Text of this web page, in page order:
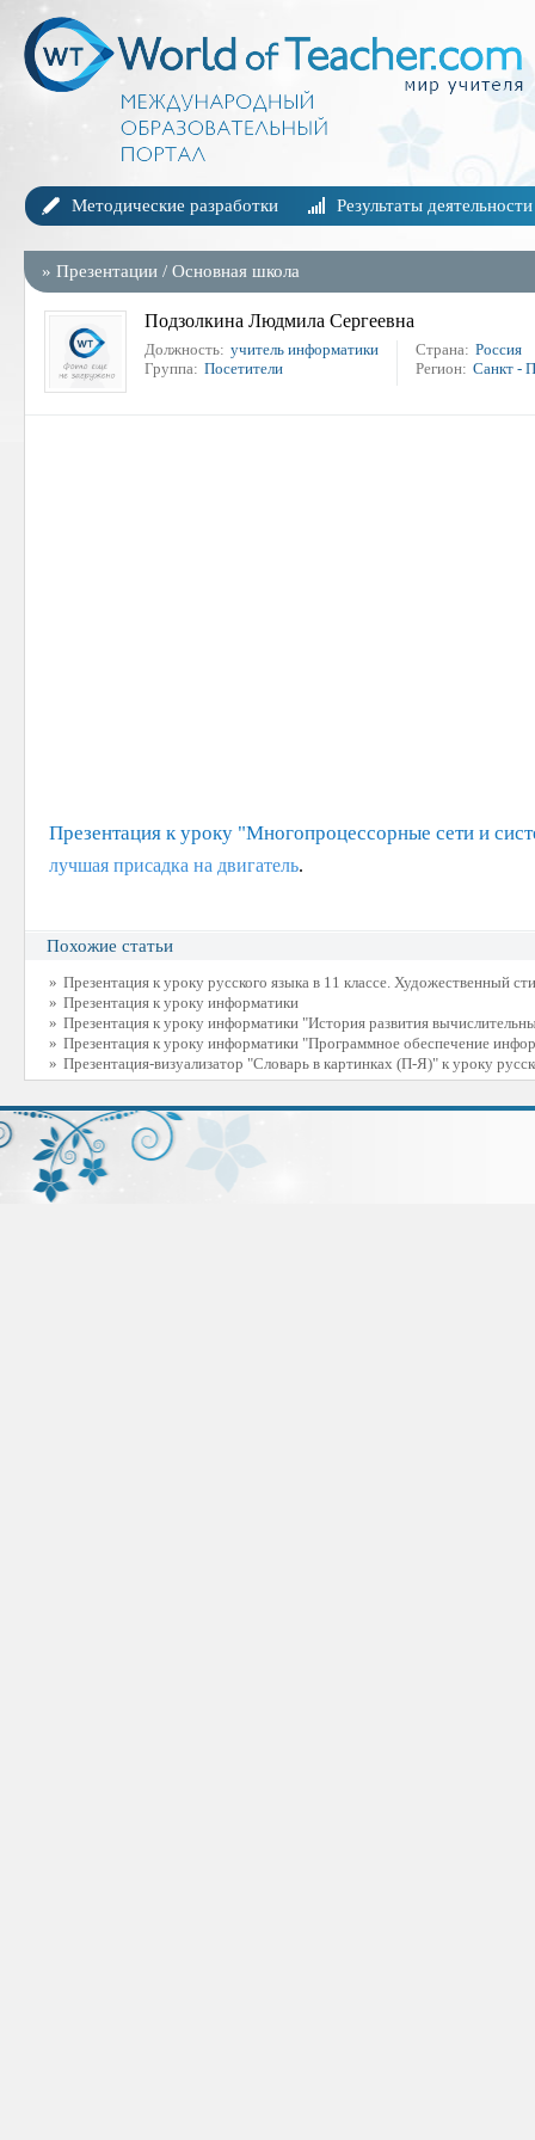
Методические разработки Результаты деятельности
» Презентации / Основная школа
Подзолкина Людмила Сергеевна
Должность: учитель информатики
Группа: Посетители
Страна: Россия
Регион: Санкт -
Презентация к уроку "Многопроцессорные сети и
лучшая присадка на двигатель.
Похожие статьи
» Презентация к уроку русского языка в 11 классе. Художественный
» Презентация к уроку информатики
» Презентация к уроку информатики "История развития
» Презентация к уроку информатики "Программное обеспечение
» Презентация-визуализатор "Словарь в картинках (П-Я)" к уроку